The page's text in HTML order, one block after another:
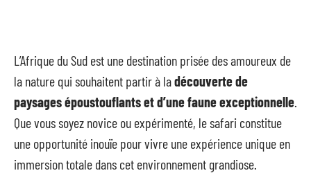
L’Afrique du Sud est une destination prisée des amoureux de
la nature qui souhaitent partir à ladécouverte de
paysages époustouflants et d’une faune exceptionnelle.
Que vous soyez novice ou expérimenté, le safari constitue
une opportunité inouïe pour vivre une expérience unique en
immersion totale dans cet environnement grandiose.